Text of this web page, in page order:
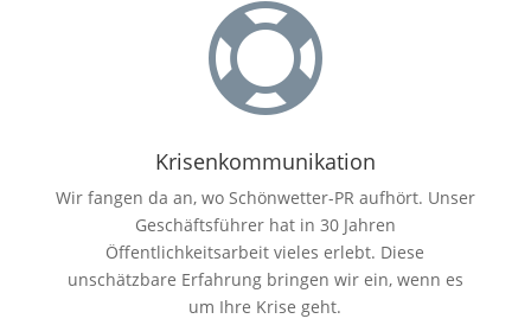

Krisenkommunikation
Wir fangen da an, wo Schönwetter-PR aufhört. Unser
Geschäftsführer hat in 30 Jahren
Öffentlichkeitsarbeit vieles erlebt. Diese
unschätzbare Erfahrung bringen wir ein, wenn es
um Ihre Krise geht.